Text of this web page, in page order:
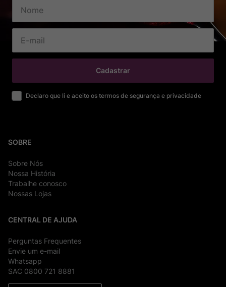
Cadastrar
Declaro que li e aceito os termos de segurança e privacidade
SOBRE
Sobre Nós
Nossa História
Trabalhe conosco
Nossas Lojas
CENTRAL DE AJUDA
Perguntas Frequentes
Envie um e-mail
Whatsapp
SAC 0800 721 8881